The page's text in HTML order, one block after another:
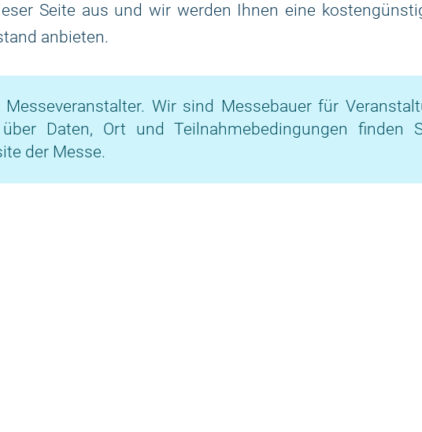
Seite aus und wir werden Ihnen eine
anbieten.
Messeveranstalter. Wir sind Messebauer für
Daten, Ort und Teilnahmebedingungen finden
der Messe.